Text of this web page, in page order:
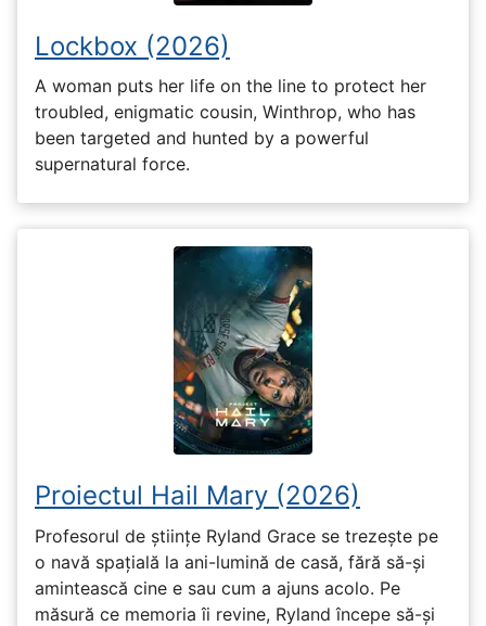
Lockbox (2026)
A woman puts her life on the line to protect her
troubled, enigmatic cousin, Winthrop, who has
been targeted and hunted by a powerful
supernatural force.
Proiectul Hail Mary (2026)
Profesorul de științe Ryland Grace se trezește pe
o navă spațială la ani-lumină de casă, fără să-și
amintească cine e sau cum a ajuns acolo. Pe
măsură ce memoria îi revine, Ryland începe să-și